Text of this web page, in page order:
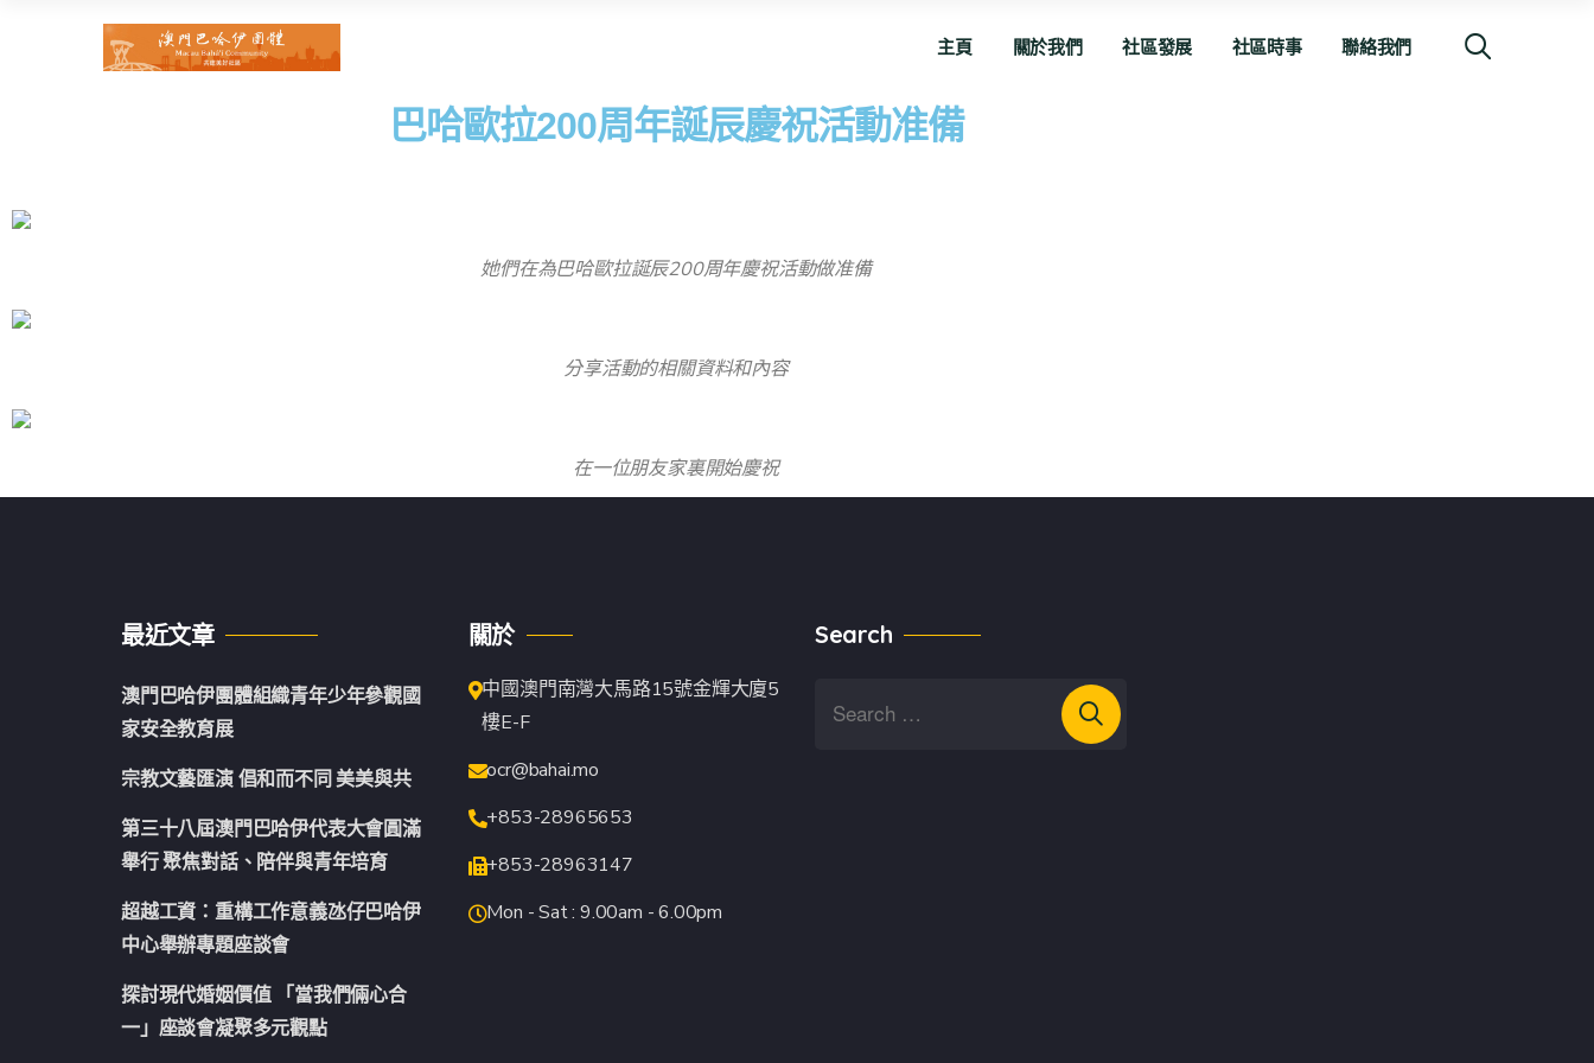
主頁 關於我們 社區發展 社區時事 聯絡我們
巴哈歐拉200周年誕辰慶祝活動准備
她們在為巴哈歐拉誕辰200周年慶祝活動做准備
分享活動的相關資料和內容
在一位朋友家裏開始慶祝
最近文章
澳門巴哈伊團體組織青年少年參觀國
家安全教育展
宗教文藝匯演 倡和而不同 美美與共
第三十八屆澳門巴哈伊代表大會圓滿
舉行 聚焦對話、陪伴與青年培育
超越工資：重構工作意義氹仔巴哈伊
中心舉辦專題座談會
探討現代婚姻價值 「當我們倆心合
一」座談會凝聚多元觀點
關於
中國澳門南灣大馬路15號金輝大廈5
樓E-F
ocr@bahai.mo
+853-28965653
+853-28963147
Mon - Sat : 9.00am - 6.00pm
Search